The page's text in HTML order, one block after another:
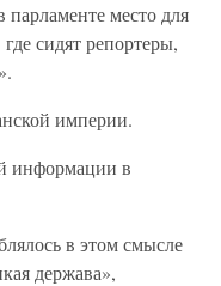
парламенте место для
где сидят репортеры,
империи.
информации в
в этом смысле
держава»,